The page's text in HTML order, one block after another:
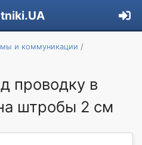
и коммуникации
проводку в
штробы 2 см